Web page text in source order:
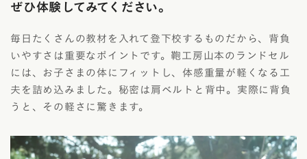
ぜひ体験してみてください。
毎日たくさんの教材を入れて登下校するものだから、背負
いやすさは重要なポイントです。鞄工房山本のランドセル
には、お子さまの体にフィットし、体感重量が軽くなる工
夫を詰め込みました。秘密は肩ベルトと背中。実際に背負
うと、その軽さに驚きます。